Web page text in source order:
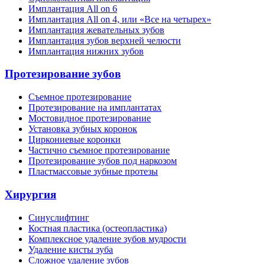
Имплантация All on 6
Имплантация All on 4, или «Все на четырех»
Имплантация жевательных зубов
Имплантация зубов верхней челюсти
Имплантация нижних зубов
Протезирование зубов
Съемное протезирование
Протезирование на имплантатах
Мостовидное протезирование
Установка зубных коронок
Циркониевые коронки
Частично съемное протезирование
Протезирование зубов под наркозом
Пластмассовые зубные протезы
Хирургия
Синуслифтинг
Костная пластика (остеопластика)
Комплексное удаление зубов мудрости
Удаление кисты зуба
Сложное удаление зубов